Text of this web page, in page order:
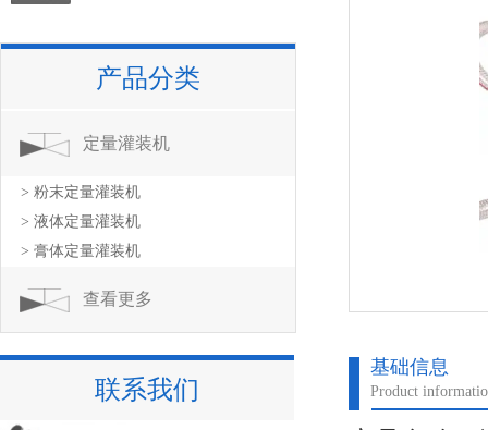
基础信息
Product
产品分类
定量灌装机
> 粉末定量灌装机
> 液体定量灌装机
> 膏体定量灌装机
查看更多
联系我们